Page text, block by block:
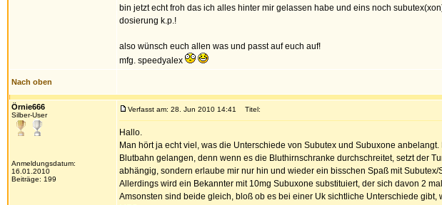
bin jetzt echt froh das ich alles hinter mir gelassen habe und eins noch
dosierung k.p.!
also wünsch euch allen was und passt auf euch auf!
mfg. speedyalex
Nach oben
Örnie666
Silber-User
Anmeldungsdatum:
16.01.2010
Beiträge: 199
Verfasst am: 28. Jun 2010 14:41 Titel:
Hallo.
Man hört ja echt viel, was die Unterschiede von Subutex und Subuxone
Blutbahn gelangen, denn wenn es die Bluthirnschranke durchschreitet, setzt der
abhängig, sondern erlaube mir nur hin und wieder ein bisschen Spaß mit Subutex/
Allerdings wird ein Bekannter mit 10mg Subuxone substituiert, der sich davon 2
Amsonsten sind beide gleich, bloß ob es bei einer Uk sichtliche Unterschiede gibt,